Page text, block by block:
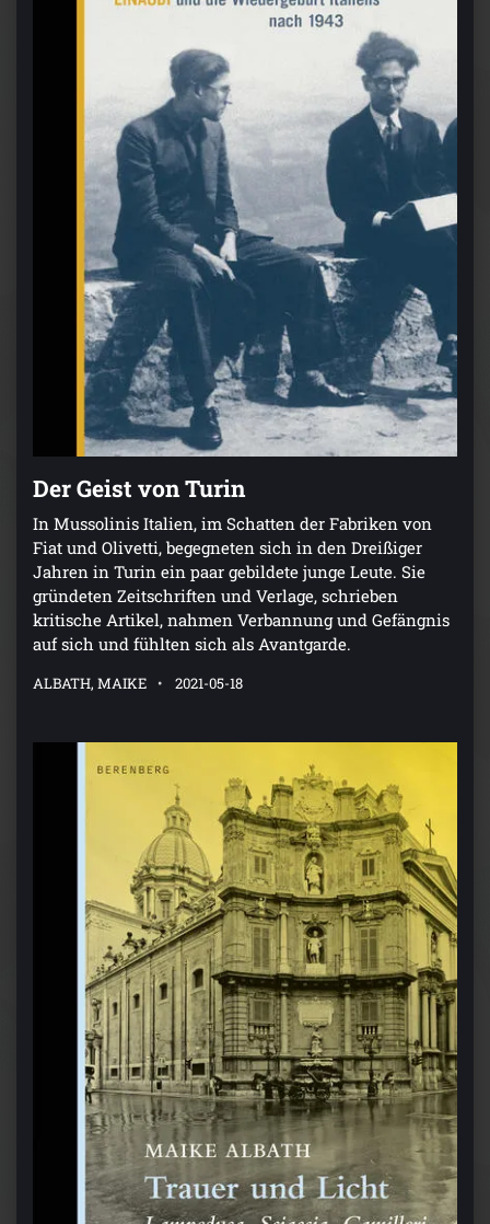
Der Geist von Turin
In Mussolinis Italien, im Schatten der Fabriken von
Fiat und Olivetti, begegneten sich in den Dreißiger
Jahren in Turin ein paar gebildete junge Leute. Sie
gründeten Zeitschriften und Verlage, schrieben
kritische Artikel, nahmen Verbannung und Gefängnis
auf sich und fühlten sich als Avantgarde.
ALBATH, MAIKE 2021-05-18